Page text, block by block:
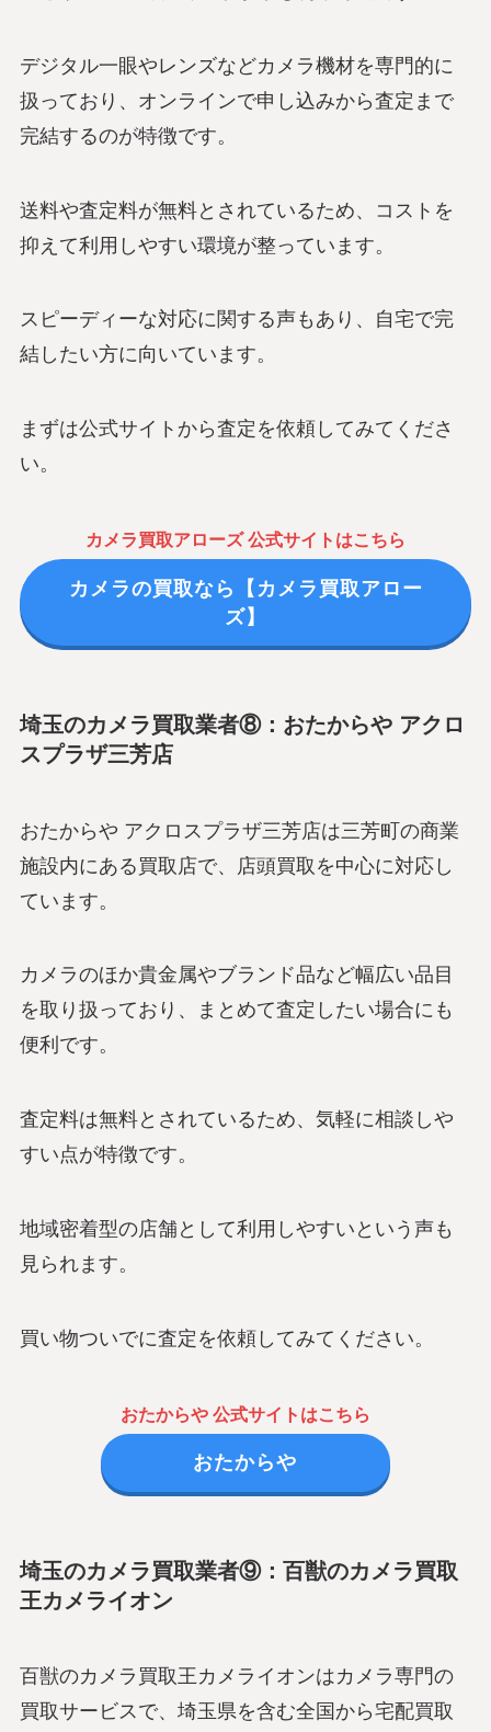
デジタル一眼やレンズなどカメラ機材を専門的に
扱っており、オンラインで申し込みから査定まで
完結するのが特徴です。
送料や査定料が無料とされているため、コストを
抑えて利用しやすい環境が整っています。
スピーディーな対応に関する声もあり、自宅で完
結したい方に向いています。
まずは公式サイトから査定を依頼してみてくださ
い。
カメラ買取アローズ 公式サイトはこちら
カメラの買取なら【カメラ買取アロー
ズ】
埼玉のカメラ買取業者⑧：おたからや アクロ
スプラザ三芳店
おたからや アクロスプラザ三芳店は三芳町の商業
施設内にある買取店で、店頭買取を中心に対応し
ています。
カメラのほか貴金属やブランド品など幅広い品目
を取り扱っており、まとめて査定したい場合にも
便利です。
査定料は無料とされているため、気軽に相談しや
すい点が特徴です。
地域密着型の店舗として利用しやすいという声も
見られます。
買い物ついでに査定を依頼してみてください。
おたからや 公式サイトはこちら
おたからや
埼玉のカメラ買取業者⑨：百獣のカメラ買取
王カメライオン
百獣のカメラ買取王カメライオンはカメラ専門の
買取サービスで、埼玉県を含む全国から宅配買取